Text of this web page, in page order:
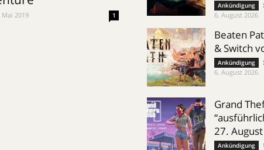
Mai 2019 1
Ankündigung
6. August 2026
Beaten
& Switch
Ankündigung
6. August 2026
Grand
27. August
Ankündigung